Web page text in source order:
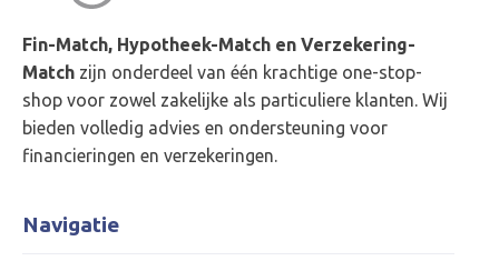
Fin-Match, Hypotheek-Match en Verzekering-
Match zijn onderdeel van één krachtige one-stop-
shop voor zowel zakelijke als particuliere klanten. Wij
bieden volledig advies en ondersteuning voor
financieringen en verzekeringen.
Navigatie